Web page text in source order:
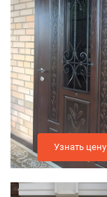
Узнать цену